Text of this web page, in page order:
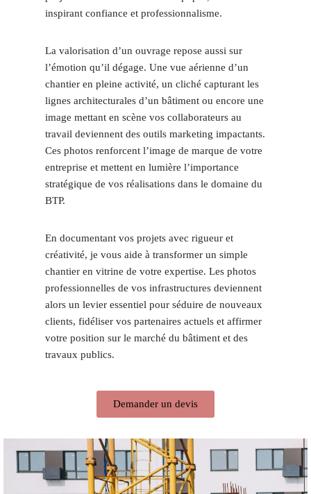
inspirant confiance et professionnalisme.
La valorisation d’un ouvrage repose aussi sur
l’émotion qu’il dégage. Une vue aérienne d’un
chantier en pleine activité, un cliché capturant les
lignes architecturales d’un bâtiment ou encore une
image mettant en scène vos collaborateurs au
travail deviennent des outils marketing impactants.
Ces photos renforcent l’image de marque de votre
entreprise et mettent en lumière l’importance
stratégique de vos réalisations dans le domaine du
BTP.
En documentant vos projets avec rigueur et
créativité, je vous aide à transformer un simple
chantier en vitrine de votre expertise. Les photos
professionnelles de vos infrastructures deviennent
alors un levier essentiel pour séduire de nouveaux
clients, fidéliser vos partenaires actuels et affirmer
votre position sur le marché du bâtiment et des
travaux publics.
Demander un devis